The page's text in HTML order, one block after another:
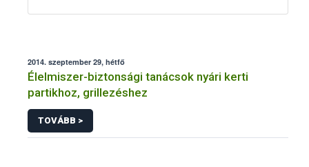
2014. szeptember 29, hétfő
Élelmiszer-biztonsági tanácsok nyári kerti
partikhoz, grillezéshez
TOVÁBB >